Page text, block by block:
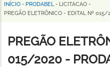
Horizonte
Trilha
navegação
INÍCIO - PRODABEL - LICITACAO -
PREGÃO ELETRÔNICO - EDITAL Nº
PREGÃO
015/2020 -